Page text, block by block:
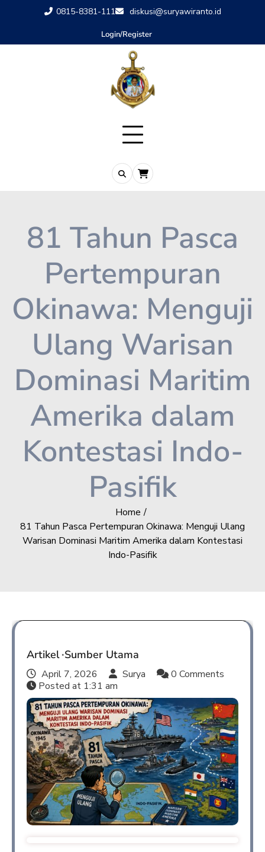
0815-8381-111 diskusi@suryawiranto.id
Login/Register
81 Tahun Pasca
Pertempuran
Okinawa: Menguji
Ulang Warisan
Dominasi Maritim
Amerika dalam
Kontestasi Indo-
Pasifik
Home
81 Tahun Pasca Pertempuran Okinawa: Menguji Ulang
Warisan Dominasi Maritim Amerika dalam Kontestasi
Indo-Pasifik
Artikel Sumber Utama
April 7, 2026 Surya
0 Comments
Posted at 1:31 am